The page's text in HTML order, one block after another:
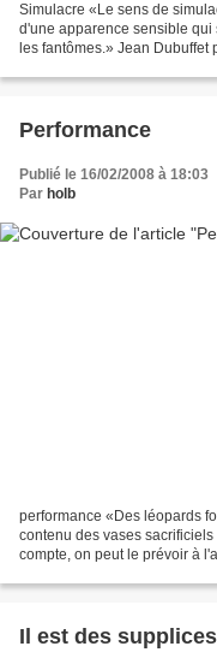
Simulacre «Le sens de
d'une apparence sensible
les fantômes.» Jean
Performance
Publié le 16/02/2008 à 18:03
Par holb
performance «Des léopards
contenu des vases
compte, on peut le prévoir à
Il est des